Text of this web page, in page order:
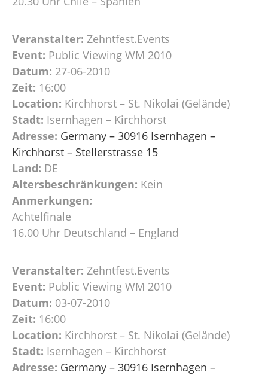
Veranstalter: Zehntfest.Events
Event: Public Viewing WM 2010
Datum: 27-06-2010
Zeit: 16:00
Location: Kirchhorst – St. Nikolai (Gelände)
Stadt: Isernhagen – Kirchhorst
Adresse: Germany – 30916 Isernhagen –
Kirchhorst – Stellerstrasse 15
Land: DE
Altersbeschränkungen: Kein
Anmerkungen:
Achtelfinale
16.00 Uhr Deutschland – England
Veranstalter: Zehntfest.Events
Event: Public Viewing WM 2010
Datum: 03-07-2010
Zeit: 16:00
Location: Kirchhorst – St. Nikolai (Gelände)
Stadt: Isernhagen – Kirchhorst
Adresse: Germany – 30916 Isernhagen –